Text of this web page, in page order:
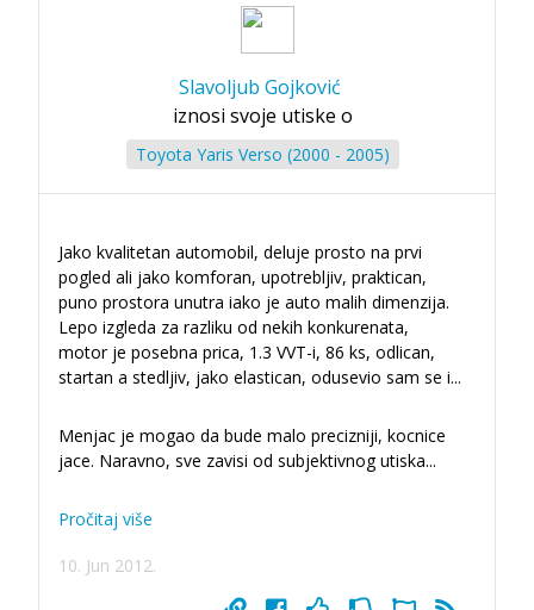
Slavoljub Gojković
iznosi svoje utiske o
Toyota Yaris Verso (2000 - 2005)
Jako kvalitetan automobil, deluje prosto na prvi
pogled ali jako komforan, upotrebljiv, praktican,
puno prostora unutra iako je auto malih dimenzija.
Lepo izgleda za razliku od nekih konkurenata,
motor je posebna prica, 1.3 VVT-i, 86 ks, odlican,
startan a stedljiv, jako elastican, odusevio sam se i...
Menjac je mogao da bude malo precizniji, kocnice
jace. Naravno, sve zavisi od subjektivnog utiska...
Pročitaj više
10. Jun 2012.